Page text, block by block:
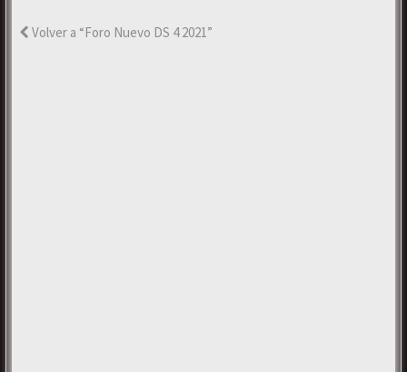
Volver a “Foro Nuevo DS 4 2021”